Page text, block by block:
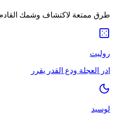
طرق ممتعة لاكتشاف وشمك القادم
روليت
ادر العجلة ودع القدر يقرر
لوسيد